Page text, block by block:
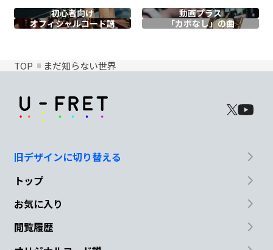
初心者向け
動画プラス
オフィシャルコード譜 「カポなし」の曲
TOP まだ知らない世界
旧デザインに切り替える
トップ
お気に入り
閲覧履歴